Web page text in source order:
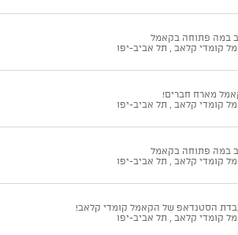
במה פתוחה בקאמל
קומדי קלאב , תל אביב-יפו
מארח חברים!
קומדי קלאב , תל אביב-יפו
במה פתוחה בקאמל
קומדי קלאב , תל אביב-יפו
הסטנדאפ של הקאמל קומדי קלאב!
קומדי קלאב , תל אביב-יפו